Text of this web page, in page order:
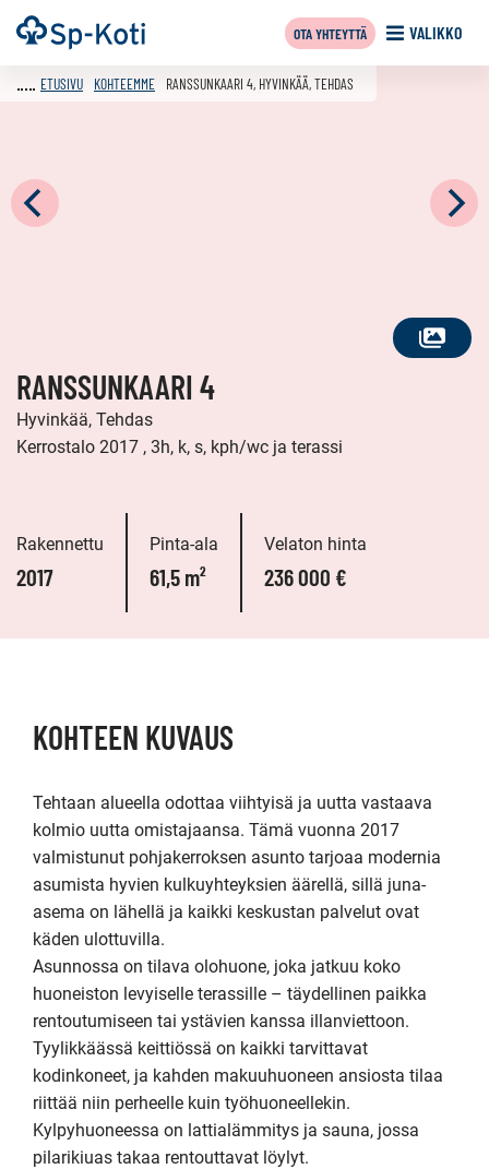
Siirry
sisältöön
Etusivu VALIKKO
OTA YHTEYTTÄ
KATSO
ETUSIVU KOHTEEMME RANSSUNKAARI 4, HYVINKÄÄ, TEHDAS
RANSSUNKAARI 4
Hyvinkää, Tehdas
Kerrostalo 2017 , 3h, k, s, kph/wc ja terassi
Rakennettu
2017
Pinta-ala
61,5 m²
Velaton hinta
236 000 €
KOHTEEN KUVAUS
Tehtaan alueella odottaa viihtyisä ja uutta vastaava
kolmio uutta omistajaansa. Tämä vuonna 2017
valmistunut pohjakerroksen asunto tarjoaa modernia
asumista hyvien kulkuyhteyksien äärellä, sillä juna-
asema on lähellä ja kaikki keskustan palvelut ovat
käden ulottuvilla.
Asunnossa on tilava olohuone, joka jatkuu koko
huoneiston levyiselle terassille – täydellinen paikka
rentoutumiseen tai ystävien kanssa illanviettoon.
Tyylikkäässä keittiössä on kaikki tarvittavat
kodinkoneet, ja kahden makuuhuoneen ansiosta tilaa
riittää niin perheelle kuin työhuoneellekin.
Kylpyhuoneessa on lattialämmitys ja sauna, jossa
pilarikiuas takaa rentouttavat löylyt.